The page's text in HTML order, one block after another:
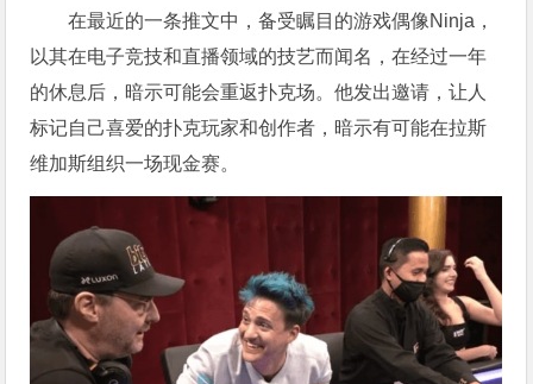
在最近的一条推文中，备受瞩目的游戏偶像Ninja，
以其在电子竞技和直播领域的技艺而闻名，在经过一年
的休息后，暗示可能会重返扑克场。他发出邀请，让人
标记自己喜爱的扑克玩家和创作者，暗示有可能在拉斯
维加斯组织一场现金赛。